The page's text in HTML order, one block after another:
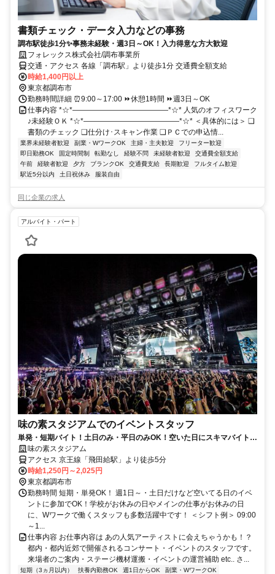
書類チェック・データ入力などの事務
調布駅徒歩1分✨事務未経験・週3日～OK！入力得意な方大歓迎
フォレックス株式会社/調布事業所
交通・アクセス 各線「調布駅」より徒歩1分 交通費全額支給
時給1,400円以上
東京都調布市
勤務時間詳細 ⏰9:00～17:00 ⏩休憩1時間 ⏩週3日～OK
仕事内容 *☆*―――――――――――――*☆* 人気のオフィスワーク
♪未経験ＯＫ *☆*―――――――――――――*☆* ＜具体的には＞ ❑
書類のチェック ❑仕分け･スキャン作業 ❑ＰＣでの申込情...
業界未経験者歓迎 副業・WワークOK 主婦・主夫歓迎
フリーター歓迎
即日勤務OK
固定時間制 転勤なし 経験不問 未経験者歓迎
交通費全額支給
午前
経験者歓迎 夕方 ブランクOK 交通費支給 長期歓迎
フルタイム歓迎
駅近5分以内
土日祝休み 服装自由
同じ企業の求人
アルバイト・パート
味の素スタジアムでのイベントスタッフ
単発・短期バイト！土日のみ・平日のみOK！空いた日にスキマバイト！
未経験歓迎！髪色・髪型・ネイルOK
味の素スタジアム
アクセス 京王線「飛田給駅」より徒歩5分
時給1,250円～2,025円
東京都調布市
勤務時間 短期・単発OK！ 週1日～・土日だけなど空いてる日のイベ
ントに参加でOK！学校がお休みの日やメインの仕事がお休みの日
に、Wワークで働くスタッフも多数活躍中です！ ＜シフト例＞ 09:00
～1...
仕事内容 お仕事内容は あの人気アーティストに会えちゃうかも！？
都内・都内近郊で開催されるコンサート・イベントのスタッフです。
来場者のご案内・ステージ機材運搬・イベントの運営補助 etc.. さ...
短期（3ヵ月以内） 扶養内勤務OK 週1日からOK
副業・WワークOK